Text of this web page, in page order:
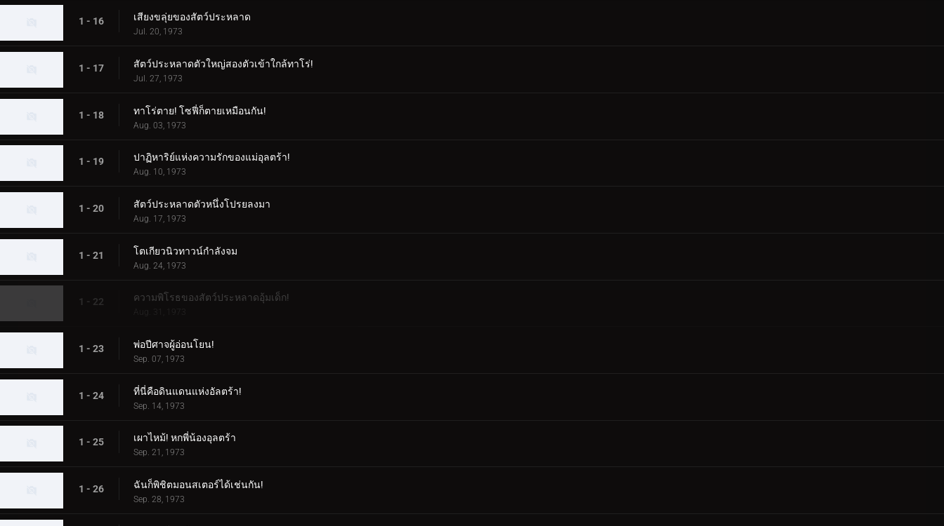
1 - 16 เสียงขลุ่ยของสัตว์ประหลาด
Jul. 20, 1973
1 - 17 สัตว์ประหลาดตัวใหญ่สองตัวเข้าใกล้ทาโร่!
Jul. 27, 1973
1 - 18 ทาโร่ตาย! โซฟี่ก็ตายเหมือนกัน!
Aug. 03, 1973
1 - 19 ปาฏิหาริย์แห่งความรักของแม่อุลตร้า!
Aug. 10, 1973
1 - 20 สัตว์ประหลาดตัวหนึ่งโปรยลงมา
Aug. 17, 1973
1 - 21 โตเกียวนิวทาวน์กำลังจม
Aug. 24, 1973
1 - 22 ความพิโรธของสัตว์ประหลาดอุ้มเด็ก!
Aug. 31, 1973
1 - 23 พ่อปีศาจผู้อ่อนโยน!
Sep. 07, 1973
1 - 24 ที่นี่คือดินแดนแห่งอัลตร้า!
Sep. 14, 1973
1 - 25 เผาไหม้! หกพี่น้องอุลตร้า
Sep. 21, 1973
1 - 26 ฉันก็พิชิตมอนสเตอร์ได้เช่นกัน!
Sep. 28, 1973